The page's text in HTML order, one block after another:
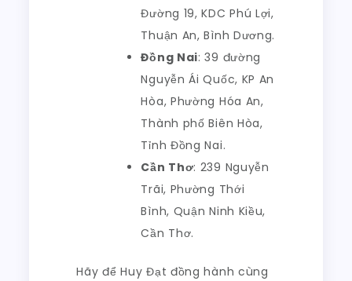
Đường 19, KDC Phú Lợi,
Thuận An, Bình Dương.
Đồng Nai: 39 đường
Nguyễn Ái Quốc, KP An
Hòa, Phường Hóa An,
Thành phố Biên Hòa,
Tỉnh Đồng Nai.
Cần Thơ: 239 Nguyễn
Trãi, Phường Thới
Bình, Quận Ninh Kiều,
Cần Thơ.
Hãy để Huy Đạt đồng hành cùng